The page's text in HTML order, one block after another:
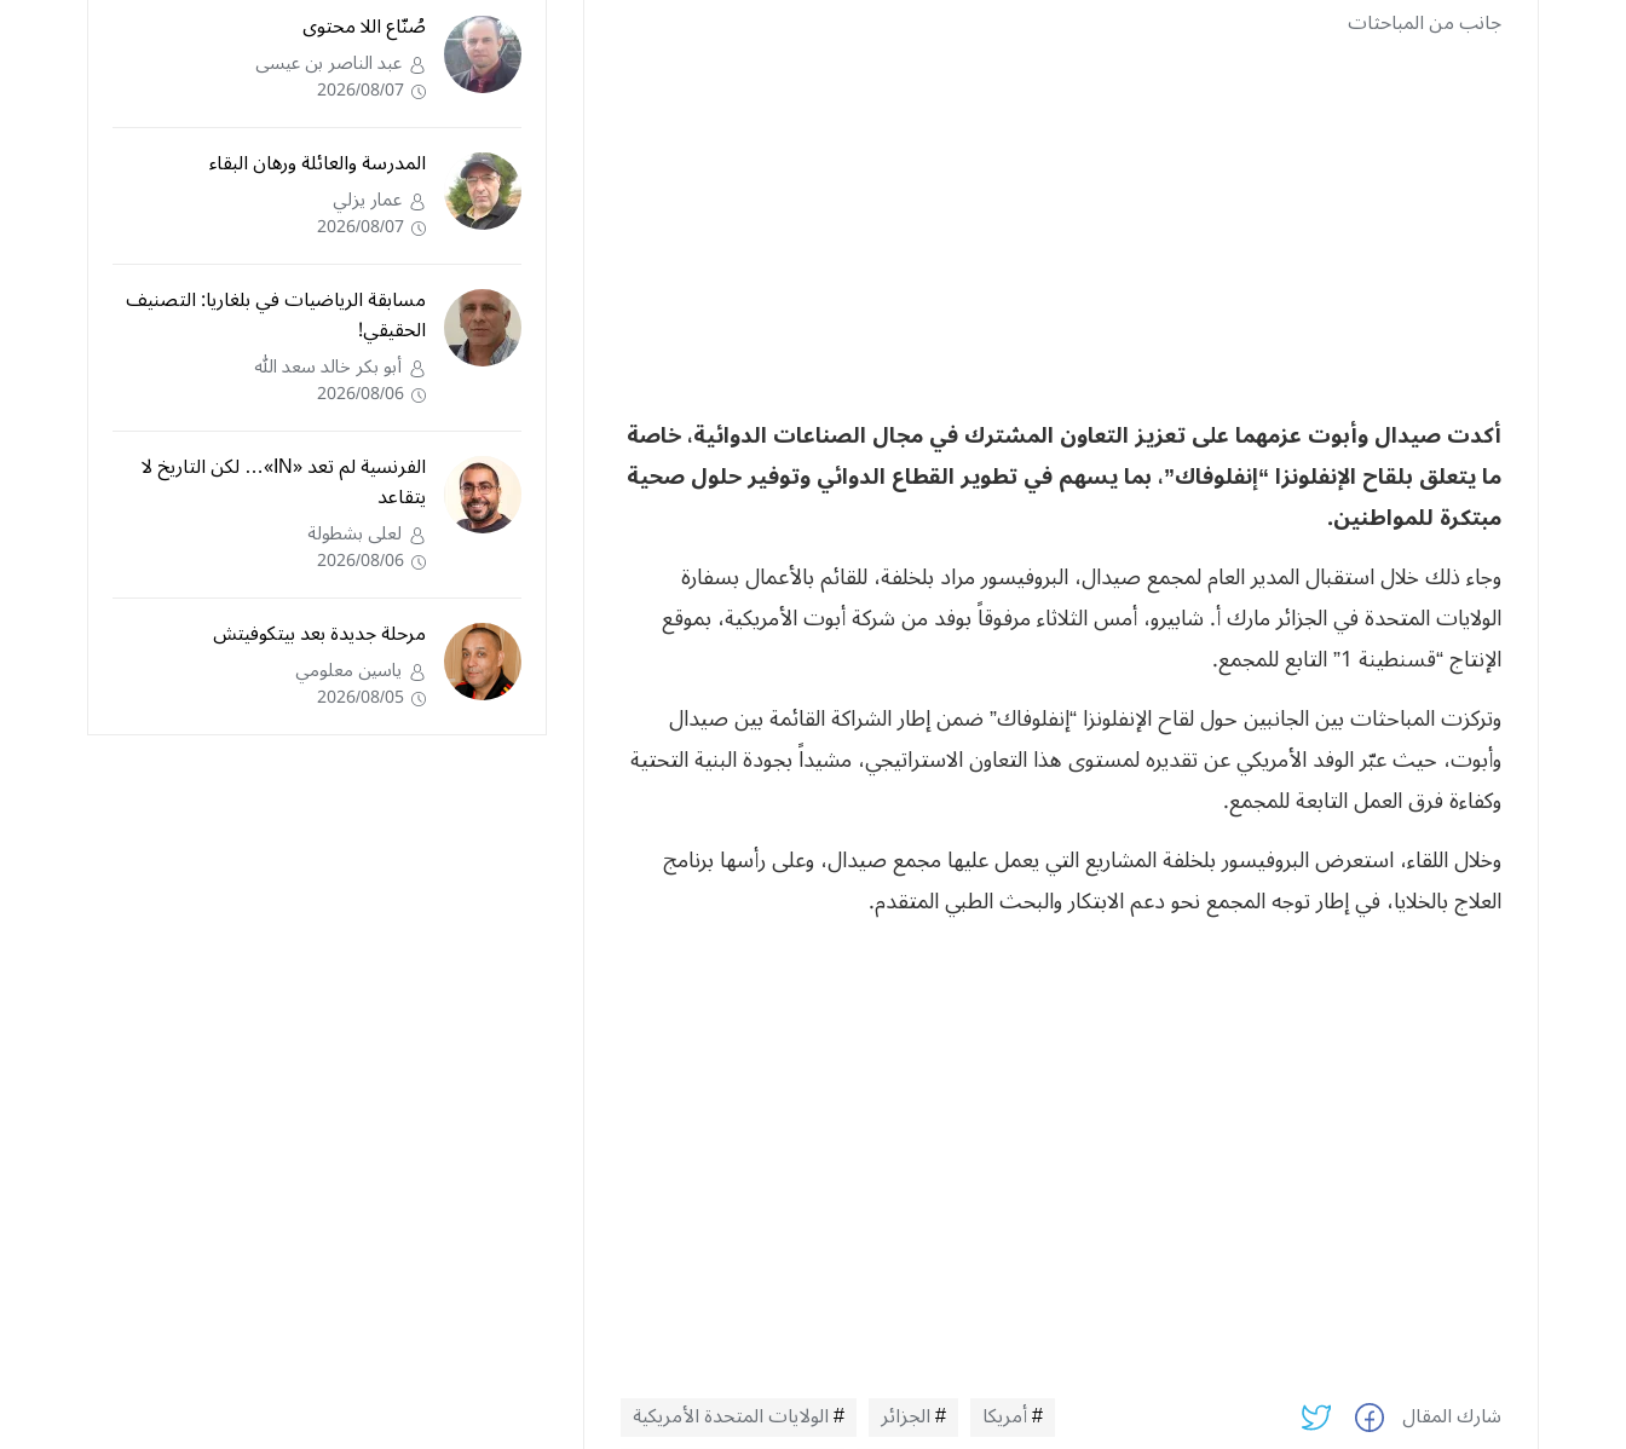
جانب من المباحثات
أكدت صيدال وأبوت عزمهما على تعزيز التعاون المشترك في مجال الصناعات الدوائية، خاصة
ما يتعلق بلقاح الإنفلونزا “إنفلوفاك”، بما يسهم في تطوير القطاع الدوائي وتوفير حلول صحية
مبتكرة للمواطنين.
وجاء ذلك خلال استقبال المدير العام لمجمع صيدال، البروفيسور مراد بلخلفة، للقائم بالأعمال بسفارة
الولايات المتحدة في الجزائر مارك أ. شابيرو، أمس الثلاثاء مرفوقاً بوفد من شركة أبوت الأمريكية، بموقع
الإنتاج “قسنطينة 1” التابع للمجمع.
وتركزت المباحثات بين الجانبين حول لقاح الإنفلونزا “إنفلوفاك” ضمن إطار الشراكة القائمة بين صيدال
وأبوت، حيث عبّر الوفد الأمريكي عن تقديره لمستوى هذا التعاون الاستراتيجي، مشيداً بجودة البنية التحتية
وكفاءة فرق العمل التابعة للمجمع.
وخلال اللقاء، استعرض البروفيسور بلخلفة المشاريع التي يعمل عليها مجمع صيدال، وعلى رأسها برنامج
العلاج بالخلايا، في إطار توجه المجمع نحو دعم الابتكار والبحث الطبي المتقدم.
شارك المقال أمريكا الجزائر
الولايات المتحدة الأمريكية
صُنّاع اللا محتوى
عبد الناصر بن عيسى
2026/08/07
المدرسة والعائلة ورهان البقاء
عمار يزلي
2026/08/07
مسابقة الرياضيات في بلغاريا: التصنيف
الحقيقي!
أبو بكر خالد سعد الله
2026/08/06
الفرنسية لم تعد «IN»… لكن التاريخ لا
يتقاعد
لعلى بشطولة
2026/08/06
مرحلة جديدة بعد بيتكوفيتش
ياسين معلومي
2026/08/05